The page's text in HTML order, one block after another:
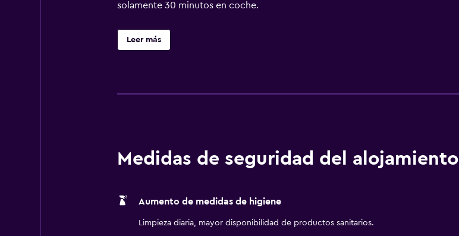
solamente 30 minutos en coche.
Leer más
Medidas de seguridad del alojamiento
Aumento de medidas de higiene
Limpieza diaria, mayor disponibilidad de productos sanitarios.